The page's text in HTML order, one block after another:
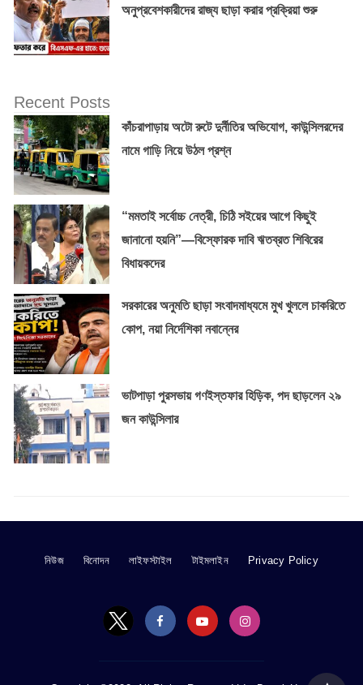
অনুপ্রবেশকারীদের রাজ্য ছাড়া করার প্রক্রিয়া শুরু
Recent Posts
কাঁচরাপাড়ায় অটো রুটে দুর্নীতির অভিযোগ, কাউন্সিলরদের
নামে গাড়ি নিয়ে উঠল প্রশ্ন
“মমতাই সর্বোচ্চ নেত্রী, চিঠি সইয়ের আগে কিছুই
জানানো হয়নি”—বিস্ফোরক দাবি ঋতব্রত শিবিরের
বিধায়কদের
সরকারের অনুমতি ছাড়া সংবাদমাধ্যমে মুখ খুললে চাকরিতে
কোপ, নয়া নির্দেশিকা নবান্নের
ভাটপাড়া পুরসভায় গণইস্তফার হিড়িক, পদ ছাড়লেন ২৯
জন কাউন্সিলার
নিউজ বিনোদন লাইফস্টাইল টাইমলাইন Privacy Policy